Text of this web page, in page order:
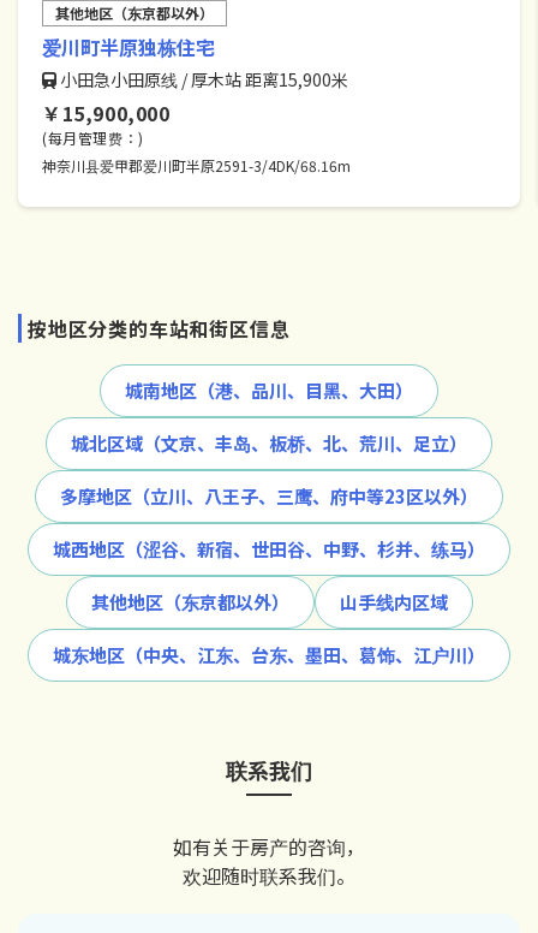
其他地区（东京都以外）
爱川町半原独栋住宅
小田急小田原线 / 厚木站 距离15,900米
￥15,900,000
(每月管理费：)
神奈川县爱甲郡爱川町半原2591-3/4DK/68.16m
按地区分类的车站和街区信息
城南地区（港、品川、目黑、大田）
城北区域（文京、丰岛、板桥、北、荒川、足立）
多摩地区（立川、八王子、三鹰、府中等23区以外）
城西地区（涩谷、新宿、世田谷、中野、杉并、练马）
其他地区（东京都以外） 山手线内区域
城东地区（中央、江东、台东、墨田、葛饰、江户川）
联系我们
如有关于房产的咨询，
欢迎随时联系我们。